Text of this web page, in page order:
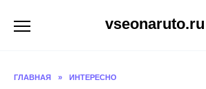
vseonaruto.ru
ГЛАВНАЯ » ИНТЕРЕСНО